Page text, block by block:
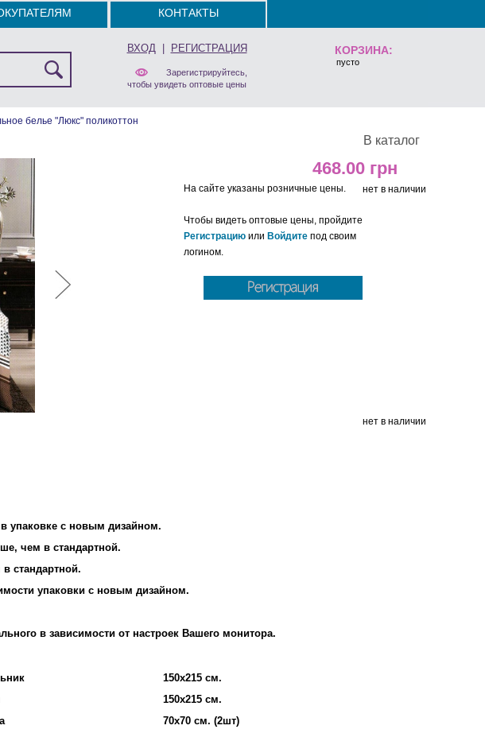
КОРЗИНА:
пусто
КОНТАКТЫ
ВХОД| РЕГИСТРАЦИЯ
Зарегистрируйтесь,
чтобы увидеть оптовые цены
белье "Люкс" поликоттон
В каталог
468.00
нет в наличии
На сайте указаны розничные цены.
Чтобы видеть оптовые цены, пройдите
Регистрацию или Войдите под своим
логином.
нет в наличии
упаковке с новым дизайном.
чем в стандартной.
стандартной.
упаковки с новым дизайном.
в зависимости от настроек Вашего монитора.
150х215 см.
150х215 см.
70х70 см. (2шт)